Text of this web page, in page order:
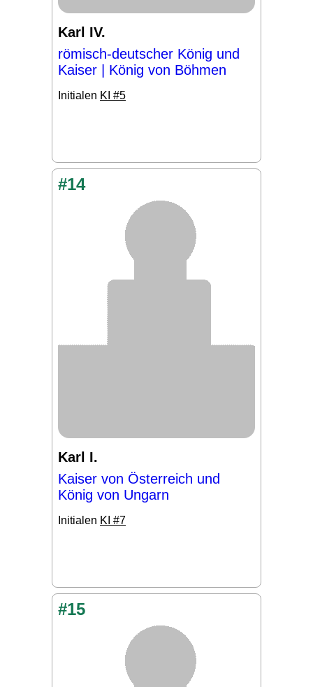
Karl IV.
römisch-deutscher König und
Kaiser | König von Böhmen
Initialen KI #5
#14
Karl I.
Kaiser von Österreich und
König von Ungarn
Initialen KI #7
#15